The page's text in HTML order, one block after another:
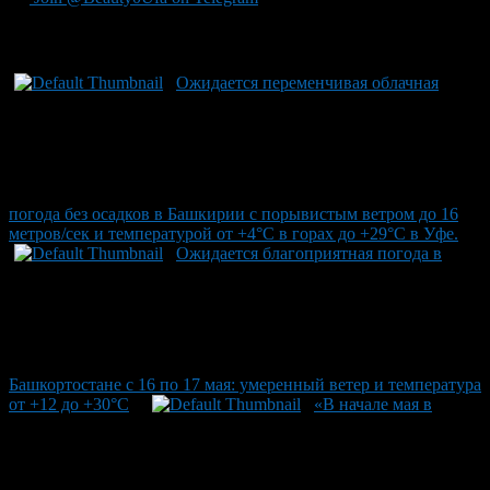
Ожидается переменчивая облачная
погода без осадков в Башкирии с порывистым ветром до 16
метров/сек и температурой от +4°C в горах до +29°C в Уфе.
Ожидается благоприятная погода в
Башкортостане с 16 по 17 мая: умеренный ветер и температура
от +12 до +30°C
«В начале мая в